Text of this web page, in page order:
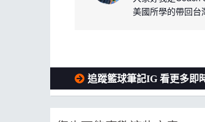
美國所學的帶回台
追蹤籃球筆記IG 看更多即